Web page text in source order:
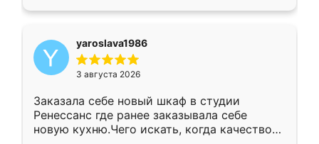
yaroslava1986
3 августа 2026
Заказала себе новый шкаф в студии
Ренессанс где ранее заказывала себе
новую кухню.Чего искать, когда качеством